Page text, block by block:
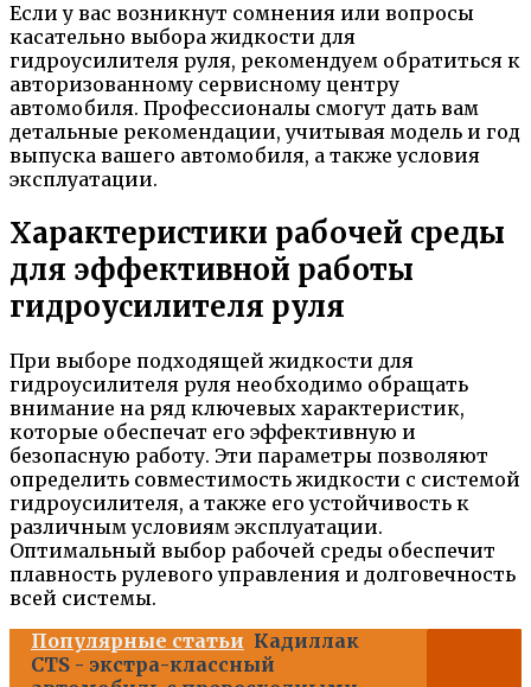
Если у вас возникнут сомнения или вопросы
касательно выбора жидкости для
гидроусилителя руля, рекомендуем обратиться к
авторизованному сервисному центру
автомобиля. Профессионалы смогут дать вам
детальные рекомендации, учитывая модель и год
выпуска вашего автомобиля, а также условия
эксплуатации.
Характеристики рабочей среды
для эффективной работы
гидроусилителя руля
При выборе подходящей жидкости для
гидроусилителя руля необходимо обращать
внимание на ряд ключевых характеристик,
которые обеспечат его эффективную и
безопасную работу. Эти параметры позволяют
определить совместимость жидкости с системой
гидроусилителя, а также его устойчивость к
различным условиям эксплуатации.
Оптимальный выбор рабочей среды обеспечит
плавность рулевого управления и долговечность
всей системы.
Популярные статьи Кадиллак
CTS - экстра-классный